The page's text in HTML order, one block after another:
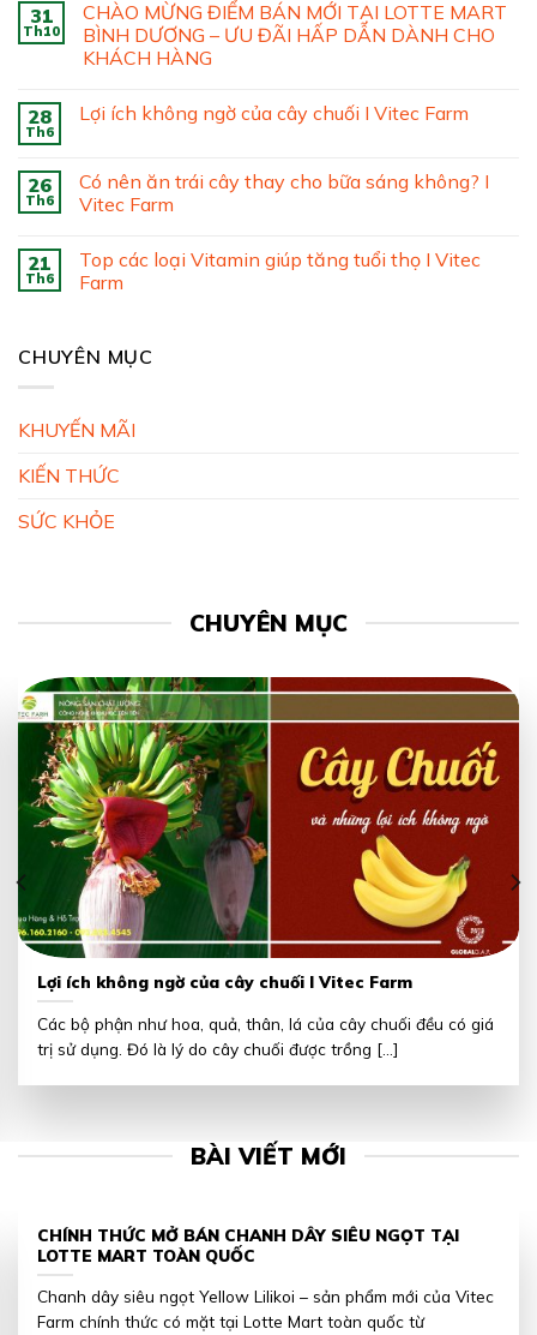
31
Th10
CHÀO MỪNG ĐIỂM BÁN MỚI TẠI LOTTE MART
BÌNH DƯƠNG – ƯU ĐÃI HẤP DẪN DÀNH CHO
KHÁCH HÀNG
28
Th6
Lợi ích không ngờ của cây chuối I Vitec Farm
26
Th6
Có nên ăn trái cây thay cho bữa sáng không? I
Vitec Farm
21
Th6
Top các loại Vitamin giúp tăng tuổi thọ I Vitec
Farm
CHUYÊN MỤC
KHUYẾN MÃI
KIẾN THỨC
SỨC KHỎE
CHUYÊN MỤC
Lợi ích không ngờ của cây chuối I Vitec Farm
Các bộ phận như hoa, quả, thân, lá của cây chuối đều có giá
trị sử dụng. Đó là lý do cây chuối được trồng [...]
BÀI VIẾT MỚI
CHÍNH THỨC MỞ BÁN CHANH DÂY SIÊU NGỌT TẠI
LOTTE MART TOÀN QUỐC
Chanh dây siêu ngọt Yellow Lilikoi – sản phẩm mới của Vitec
Farm chính thức có mặt tại Lotte Mart toàn quốc từ